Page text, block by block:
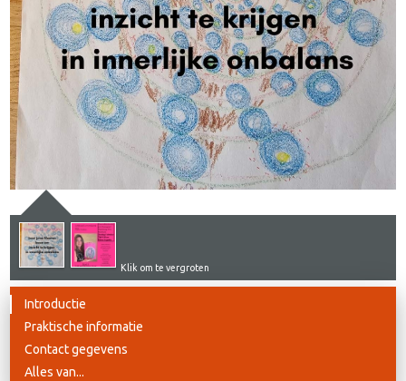
Klik om te vergroten
Introductie
Praktische informatie
Contact gegevens
Alles van...